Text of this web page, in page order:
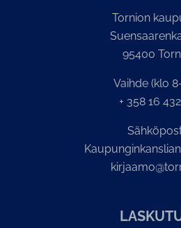
Tornion
95400
Vaihde (klo
+ 358 16